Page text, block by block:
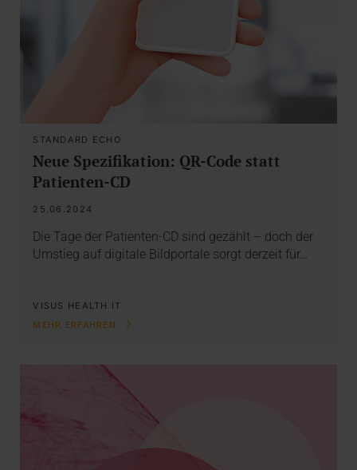
STANDARD ECHO
Neue Spezifikation: QR-Code statt
Patienten-CD
25.06.2024
Die Tage der Patienten-CD sind gezählt – doch der
Umstieg auf digitale Bildportale sorgt derzeit für…
VISUS HEALTH IT
MEHR ERFAHREN